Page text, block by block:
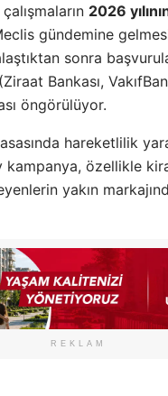
2026
gündemine
sonra
Bankası,
öngörülüyor.
hareketlilik
kampanya, özellikle
yakın
REKLAM